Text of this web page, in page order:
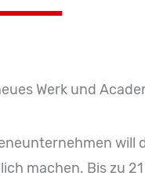
Werk und
will
machen. Bis zu